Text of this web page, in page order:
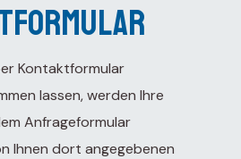
Kontaktformular
lassen, werden Ihre
Anfrageformular
Ihnen dort angegebenen